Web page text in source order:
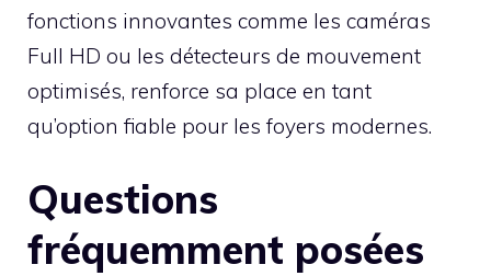
fonctions innovantes comme les caméras
Full HD ou les détecteurs de mouvement
optimisés, renforce sa place en tant
qu’option fiable pour les foyers modernes.
Questions
fréquemment posées